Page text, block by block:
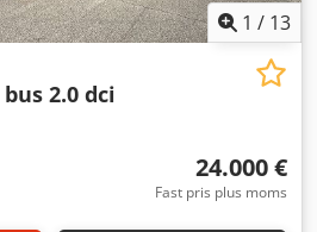
1 / 13
2.0 dci
24.000 €
Fast pris plus moms